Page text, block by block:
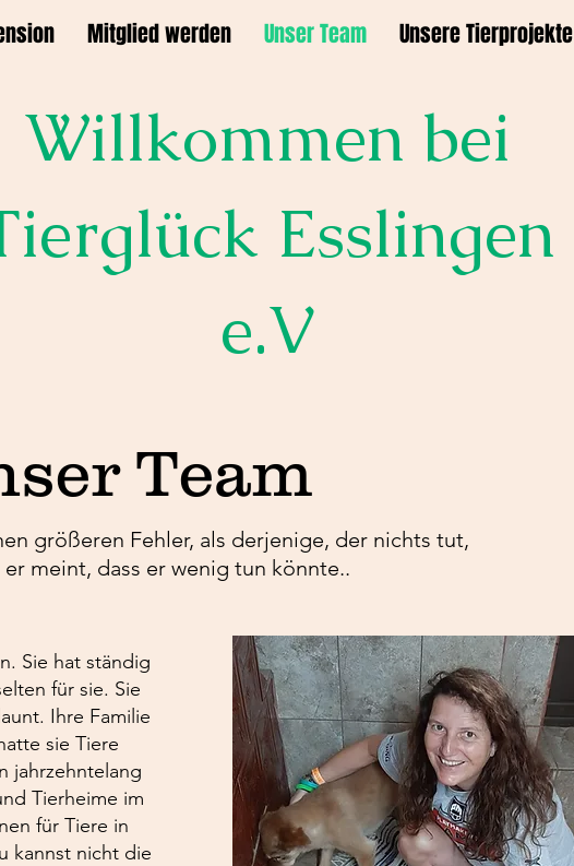
Mitglied werden Unser Team Unsere Tierprojekte
Willkommen bei
Esslingen
e.V
Team
größeren Fehler, als derjenige, der nichts tut,
er meint, dass er wenig tun könnte..
Sie hat ständig
für sie. Sie
Ihre Familie
sie Tiere
jahrzehntelang
Tierheime im
für Tiere in
kannst nicht die